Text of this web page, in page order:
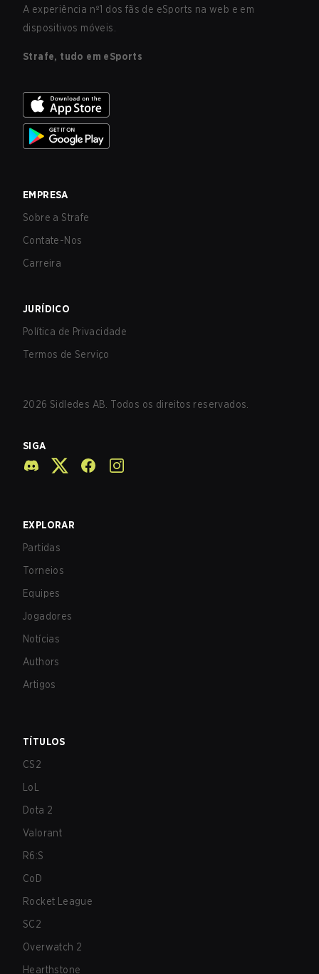
A experiência nº1 dos fãs de eSports na web e em
dispositivos móveis.
Strafe, tudo em eSports
EMPRESA
Sobre a Strafe
Contate-Nos
Carreira
JURÍDICO
Política de Privacidade
Termos de Serviço
2026 Sidledes AB. Todos os direitos reservados.
SIGA
EXPLORAR
Partidas
Torneios
Equipes
Jogadores
Notícias
Authors
Artigos
TÍTULOS
CS2
LoL
Dota 2
Valorant
R6:S
CoD
Rocket League
SC2
Overwatch 2
Hearthstone